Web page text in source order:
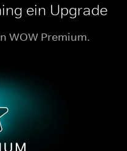
ein Upgrade
WOW Premium.